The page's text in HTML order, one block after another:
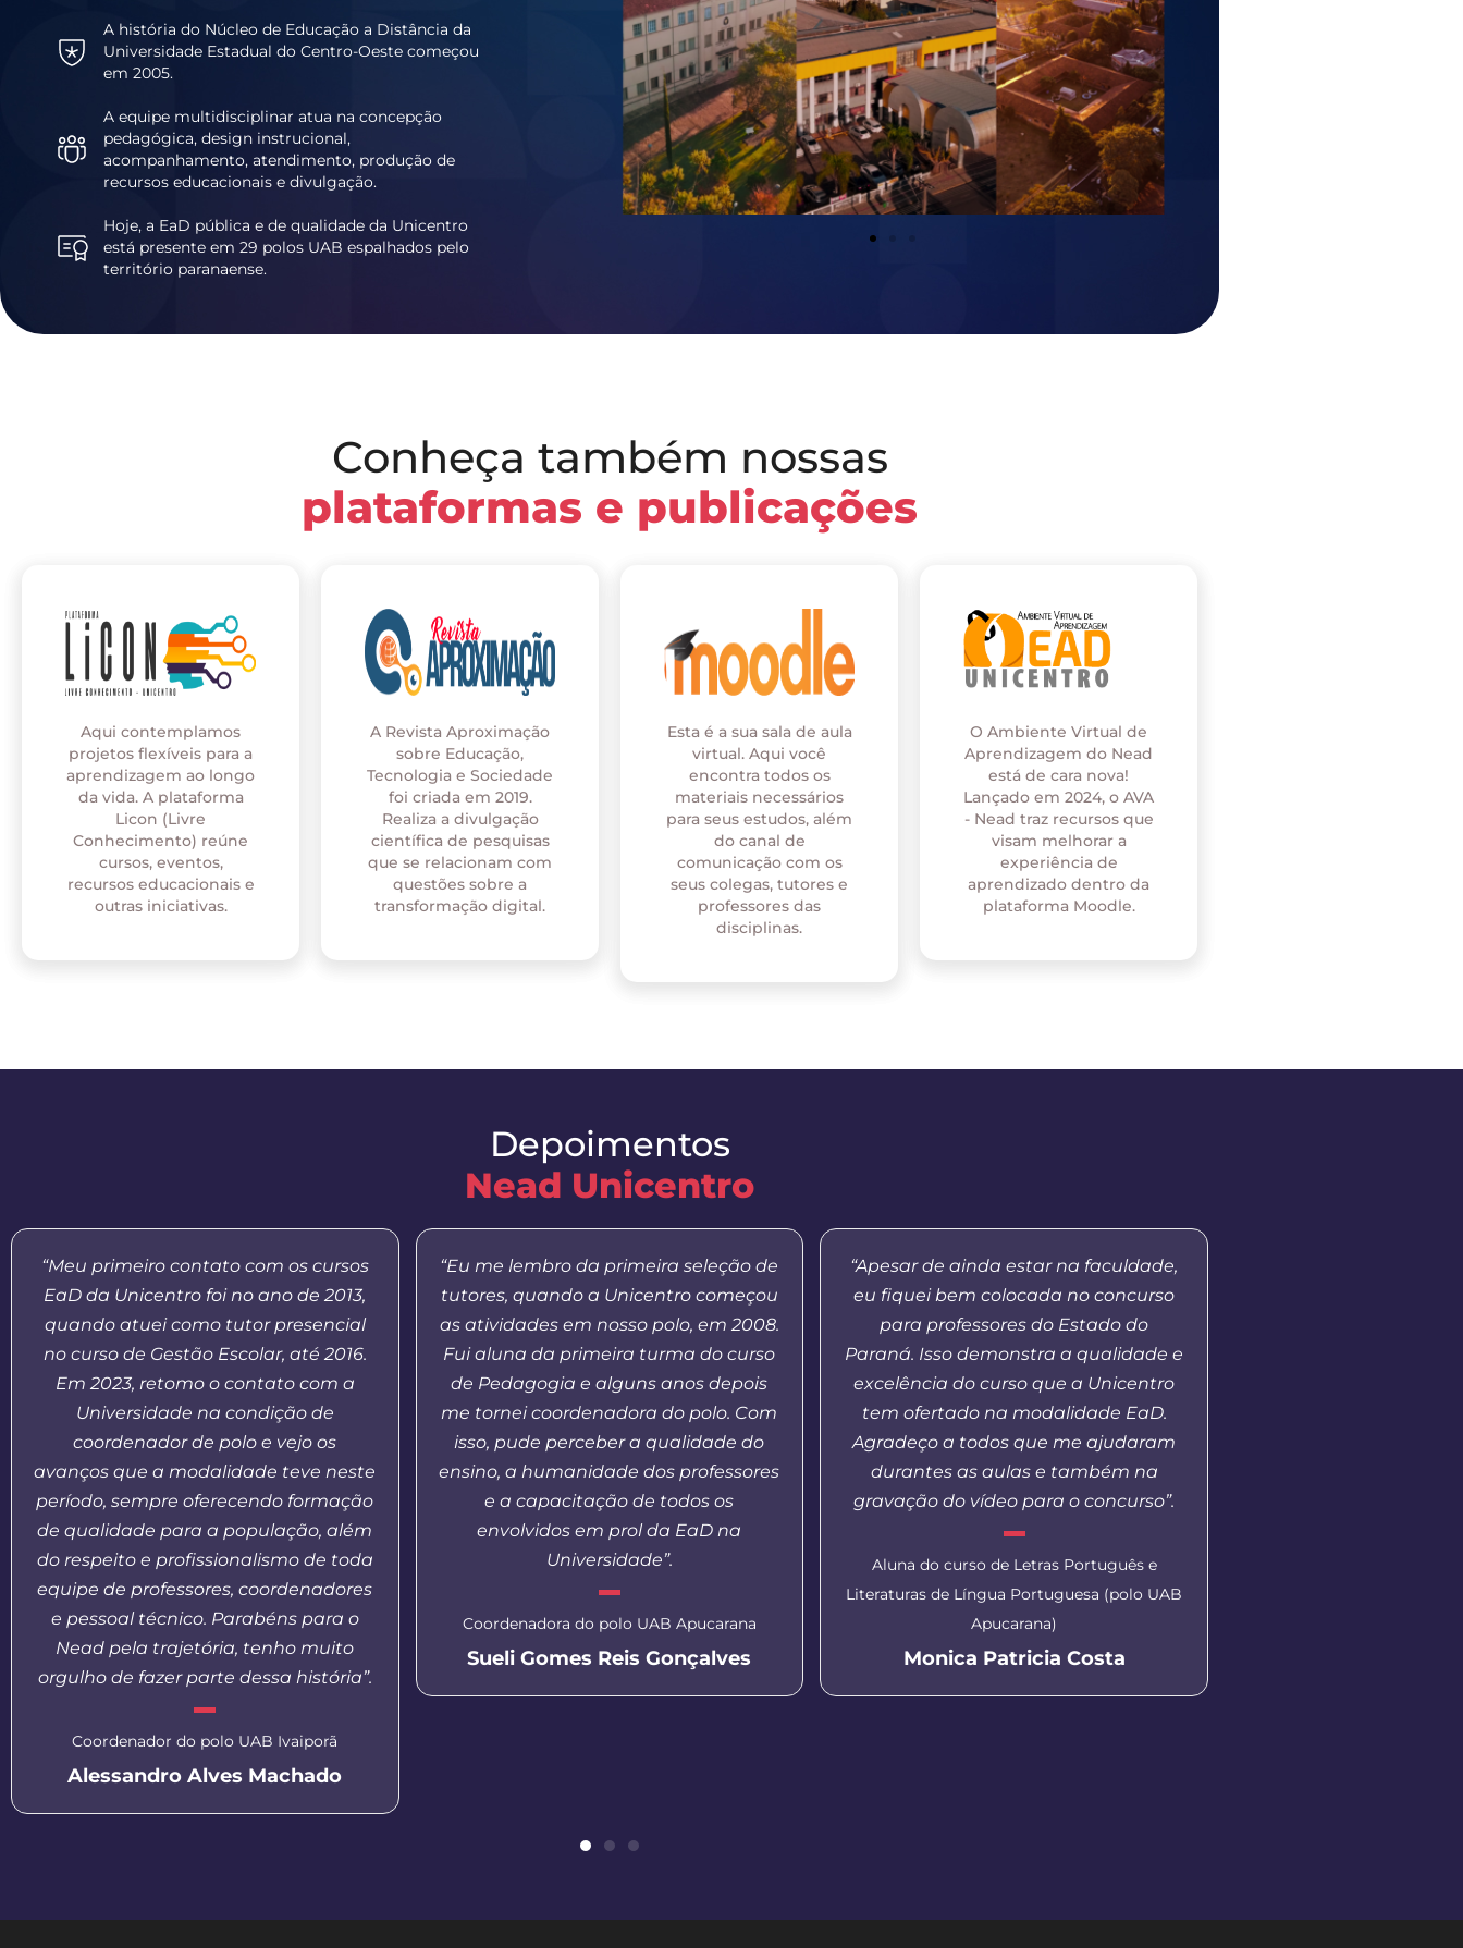
A história do Núcleo de Educação a Distância da
Universidade Estadual do Centro-Oeste começou
em 2005.
A equipe multidisciplinar atua na concepção
pedagógica, design instrucional,
acompanhamento, atendimento, produção de
recursos educacionais e divulgação.
Hoje, a EaD pública e de qualidade da Unicentro
está presente em 29 polos UAB espalhados pelo
território paranaense.
Conheça também nossas
plataformas e publicações
Aqui contemplamos
projetos flexíveis para a
aprendizagem ao longo
da vida. A plataforma
Licon (Livre
Conhecimento) reúne
cursos, eventos,
recursos educacionais e
outras iniciativas.
A Revista Aproximação
sobre Educação,
Tecnologia e Sociedade
foi criada em 2019.
Realiza a divulgação
científica de pesquisas
que se relacionam com
questões sobre a
transformação digital.
Esta é a sua sala de aula
virtual. Aqui você
encontra todos os
materiais necessários
para seus estudos, além
do canal de
comunicação com os
seus colegas, tutores e
professores das
disciplinas.
O Ambiente Virtual de
Aprendizagem do Nead
está de cara nova!
Lançado em 2024, o AVA
- Nead traz recursos que
visam melhorar a
experiência de
aprendizado dentro da
plataforma Moodle.
Depoimentos
Nead Unicentro
“Meu primeiro contato com os cursos
EaD da Unicentro foi no ano de 2013,
quando atuei como tutor presencial
no curso de Gestão Escolar, até 2016.
Em 2023, retomo o contato com a
Universidade na condição de
coordenador de polo e vejo os
avanços que a modalidade teve neste
período, sempre oferecendo formação
de qualidade para a população, além
do respeito e profissionalismo de toda
equipe de professores, coordenadores
e pessoal técnico. Parabéns para o
Nead pela trajetória, tenho muito
orgulho de fazer parte dessa história”.
Coordenador do polo UAB Ivaiporã
Alessandro Alves Machado
“Eu me lembro da primeira seleção de
tutores, quando a Unicentro começou
as atividades em nosso polo, em 2008.
Fui aluna da primeira turma do curso
de Pedagogia e alguns anos depois
me tornei coordenadora do polo. Com
isso, pude perceber a qualidade do
ensino, a humanidade dos professores
e a capacitação de todos os
envolvidos em prol da EaD na
Universidade”.
Coordenadora do polo UAB Apucarana
Sueli Gomes Reis Gonçalves
“Apesar de ainda estar na faculdade,
eu fiquei bem colocada no concurso
para professores do Estado do
Paraná. Isso demonstra a qualidade e
excelência do curso que a Unicentro
tem ofertado na modalidade EaD.
Agradeço a todos que me ajudaram
durantes as aulas e também na
gravação do vídeo para o concurso”.
Aluna do curso de Letras Português e
Literaturas de Língua Portuguesa (polo UAB
Apucarana)
Monica Patricia Costa